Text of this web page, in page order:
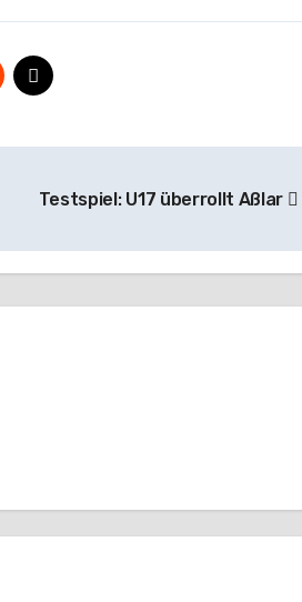
Testspiel: U17 überrollt Aßlar